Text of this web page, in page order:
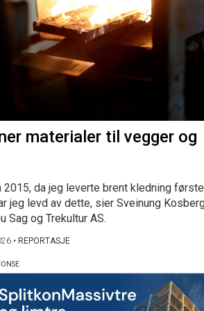
materialer til vegger og
2015, da jeg leverte brent kledning første
jeg levd av dette, sier Sveinung
Sag og Trekultur AS.
• REPORTASJE